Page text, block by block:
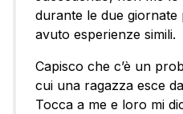
durante le due
avuto esperienze simili.
Capisco che c’è un
cui una ragazza esce
Tocca a me e loro mi